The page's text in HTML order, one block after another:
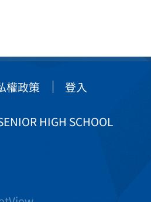
權政策 登入
HIGH SCHOOL